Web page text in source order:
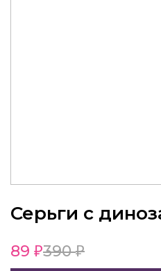
Серьги с
89 390